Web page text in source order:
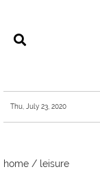
Thu, July 23, 2020
home / leisure